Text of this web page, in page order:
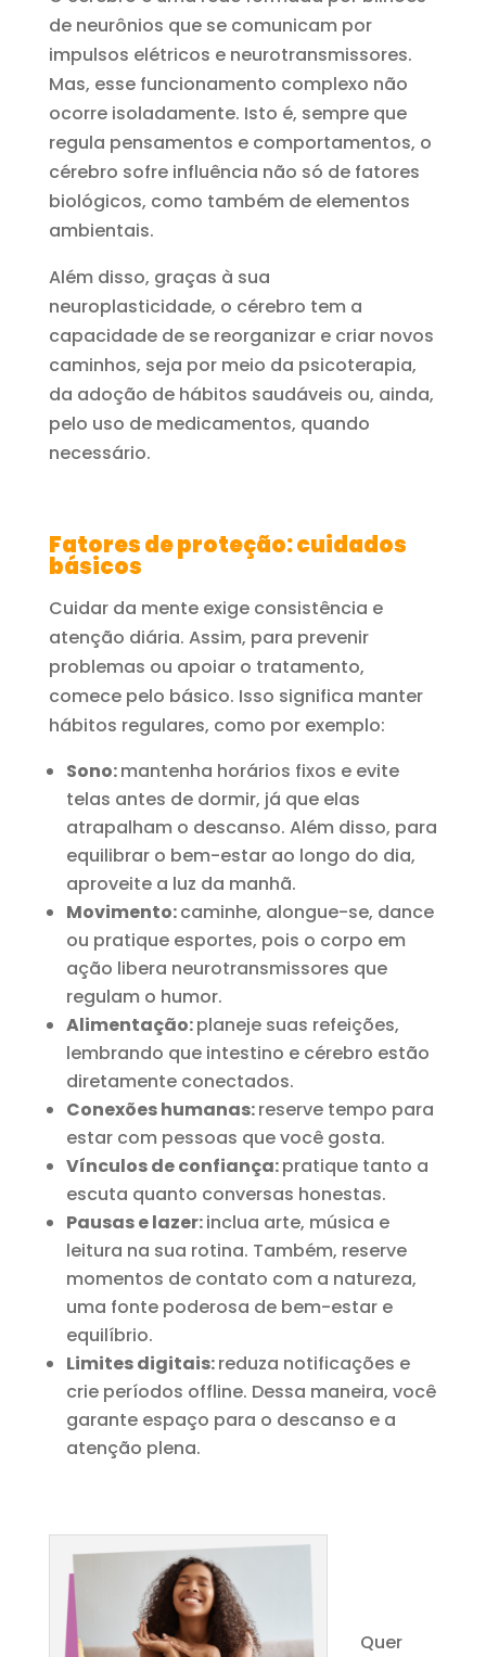
de neurônios que se comunicam por
impulsos elétricos e neurotransmissores.
Mas, esse funcionamento complexo não
ocorre isoladamente. Isto é, sempre que
regula pensamentos e comportamentos, o
cérebro sofre influência não só de fatores
biológicos, como também de elementos
ambientais.
Além disso, graças à sua
neuroplasticidade, o cérebro tem a
capacidade de se reorganizar e criar novos
caminhos, seja por meio da psicoterapia,
da adoção de hábitos saudáveis ou, ainda,
pelo uso de medicamentos, quando
necessário.
Fatores de proteção: cuidados
básicos
Cuidar da mente exige consistência e
atenção diária. Assim, para prevenir
problemas ou apoiar o tratamento,
comece pelo básico. Isso significa manter
hábitos regulares, como por exemplo:
Sono:mantenha horários fixos e evite
telas antes de dormir, já que elas
atrapalham o descanso. Além disso, para
equilibrar o bem-estar ao longo do dia,
aproveite a luz da manhã.
Movimento:caminhe, alongue-se, dance
ou pratique esportes, pois o corpo em
ação libera neurotransmissores que
regulam o humor.
Alimentação:planeje suas refeições,
lembrando que intestino e cérebro estão
diretamente conectados.
Conexões humanas:reserve tempo para
estar com pessoas que você gosta.
Vínculos de confiança:pratique tanto a
escuta quanto conversas honestas.
Pausas e lazer:inclua arte, música e
leitura na sua rotina. Também, reserve
momentos de contato com a natureza,
uma fonte poderosa de bem-estar e
equilíbrio.
Limites digitais:reduza notificações e
crie períodos offline. Dessa maneira, você
garante espaço para o descanso e a
atenção plena.
Quer